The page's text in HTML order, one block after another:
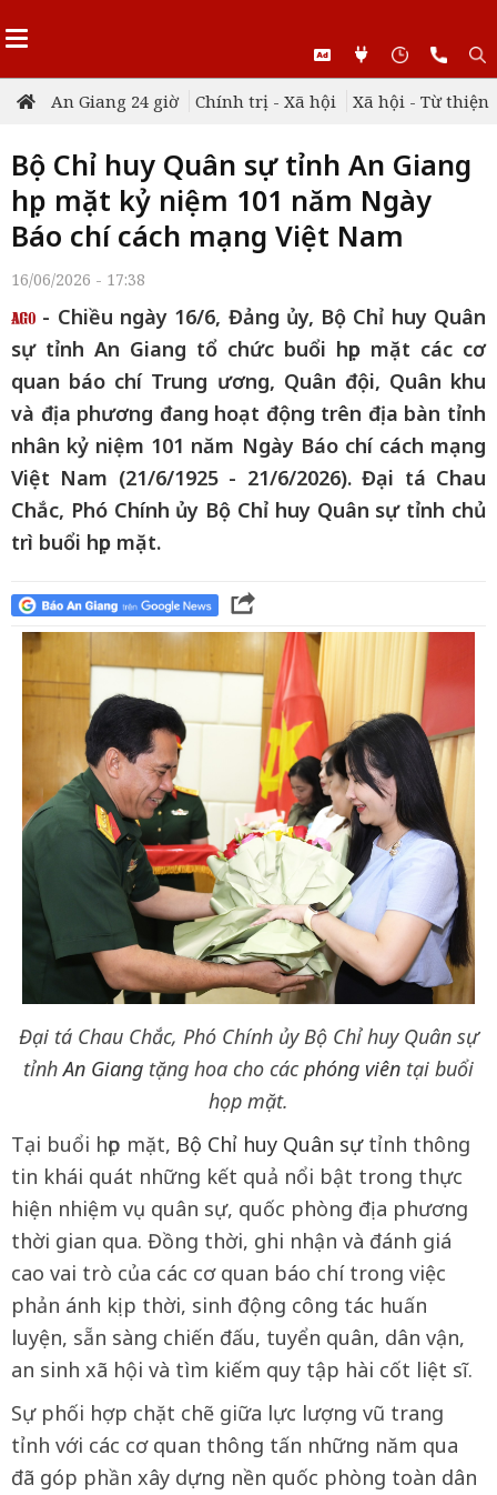
An Giang 24 giờ Chính trị - Xã hội Xã hội - Từ thiện
Bộ Chỉ huy Quân sự tỉnh An Giang
họp mặt kỷ niệm 101 năm Ngày
Báo chí cách mạng Việt Nam
16/06/2026 - 17:38
- Chiều ngày 16/6, Đảng ủy, Bộ Chỉ huy Quân
sự tỉnh An Giang tổ chức buổi họp mặt các cơ
quan báo chí Trung ương, Quân đội, Quân khu
và địa phương đang hoạt động trên địa bàn tỉnh
nhân kỷ niệm 101 năm Ngày Báo chí cách mạng
Việt Nam (21/6/1925 - 21/6/2026). Đại tá Chau
Chắc, Phó Chính ủy Bộ Chỉ huy Quân sự tỉnh chủ
trì buổi họp mặt.
Đại tá Chau Chắc, Phó Chính ủy Bộ Chỉ huy Quân sự
tỉnhAn Giang tặng hoa cho các phóng viên tại buổi
họp mặt.
Tại buổi họp mặt, Bộ Chỉ huy Quân sựtỉnh thông
tin khái quát những kết quả nổi bật trong thực
hiện nhiệm vụ quân sự, quốc phòng địa phương
thời gian qua. Đồng thời, ghi nhận và đánh giá
cao vai trò của các cơ quan báo chí trong việc
phản ánh kịp thời, sinh động công tác huấn
luyện, sẵn sàng chiến đấu, tuyển quân, dân vận,
an sinh xã hội và tìm kiếm quy tập hài cốt liệt sĩ.
Sự phối hợp chặt chẽ giữa lực lượng vũ trang
tỉnh với các cơ quan thông tấn những năm qua
đã góp phần xây dựng nền quốc phòng toàn dân